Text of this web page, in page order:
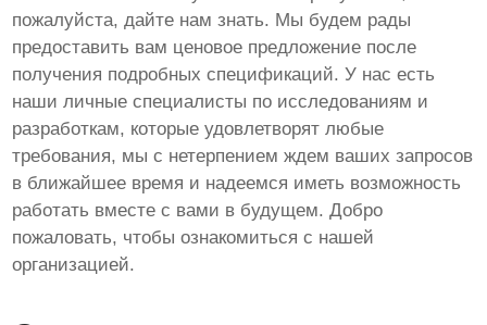
пожалуйста, дайте нам знать. Мы будем рады
предоставить вам ценовое предложение после
получения подробных спецификаций. У нас есть
наши личные специалисты по исследованиям и
разработкам, которые удовлетворят любые
требования, мы с нетерпением ждем ваших запросов
в ближайшее время и надеемся иметь возможность
работать вместе с вами в будущем. Добро
пожаловать, чтобы ознакомиться с нашей
организацией.